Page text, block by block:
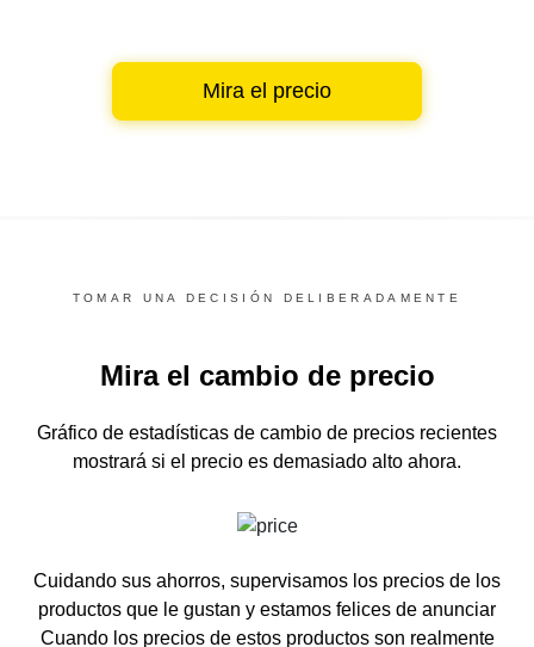
Mira el precio
TOMAR UNA DECISIÓN DELIBERADAMENTE
Mira el cambio de precio
Gráfico de estadísticas de cambio de precios recientes
mostrará si el precio es demasiado alto ahora.
Cuidando sus ahorros, supervisamos los precios de los
productos que le gustan y estamos felices de anunciar
Cuando los precios de estos productos son realmente